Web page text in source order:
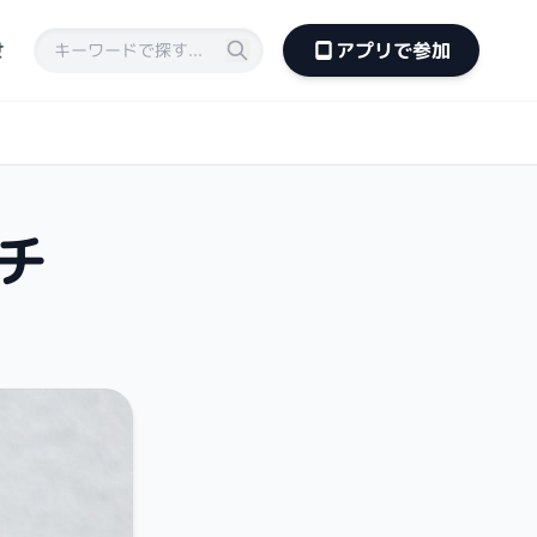
アプリで参加